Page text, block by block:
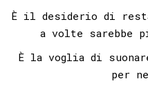
È il desiderio di
a volte sarebbe
È la voglia di
per